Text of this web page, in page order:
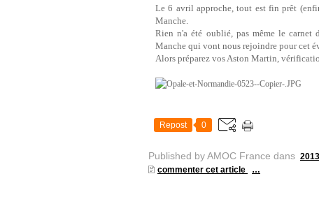
Le 6 avril approche, tout est fin prêt
Manche.
Rien n'a été oublié, pas même le carnet
Manche qui vont nous rejoindre pour cet
Alors préparez vos Aston Martin,
Repost 0
Published by AMOC France dans 2013
commenter cet article
…